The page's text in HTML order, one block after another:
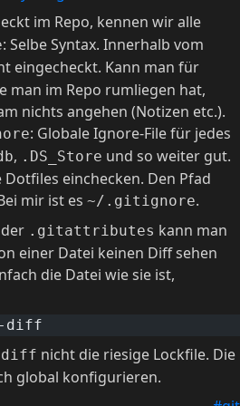
im Repo, kennen wir alle
: Selbe Syntax. Innerhalb vom
eingecheckt. Kann man für
man im Repo rumliegen hat,
nichts angehen (Notizen etc.).
: Globale Ignore-File für jedes
, .DS_Store und so weiter gut.
einchecken. Den Pfad
mir ist es ~/.gitignore.
.gitattributes kann man
einer Datei keinen Diff sehen
die Datei wie sie ist,
-diff
nicht die riesige Lockfile. Die
global konfigurieren.